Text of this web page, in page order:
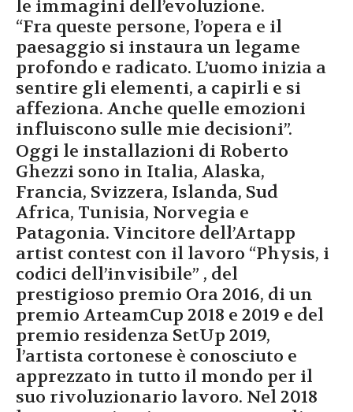
le immagini dell’evoluzione.
“Fra queste persone, l’opera e il
paesaggio si instaura un legame
profondo e radicato. L’uomo inizia a
sentire gli elementi, a capirli e si
affeziona. Anche quelle emozioni
influiscono sulle mie decisioni”.
Oggi le installazioni di Roberto
Ghezzi sono in Italia, Alaska,
Francia, Svizzera, Islanda, Sud
Africa, Tunisia, Norvegia e
Patagonia. Vincitore dell’Artapp
artist contest con il lavoro “Physis, i
codici dell’invisibile” , del
prestigioso premio Ora 2016, di un
premio ArteamCup 2018 e 2019 e del
premio residenza SetUp 2019,
l’artista cortonese è conosciuto e
apprezzato in tutto il mondo per il
suo rivoluzionario lavoro. Nel 2018